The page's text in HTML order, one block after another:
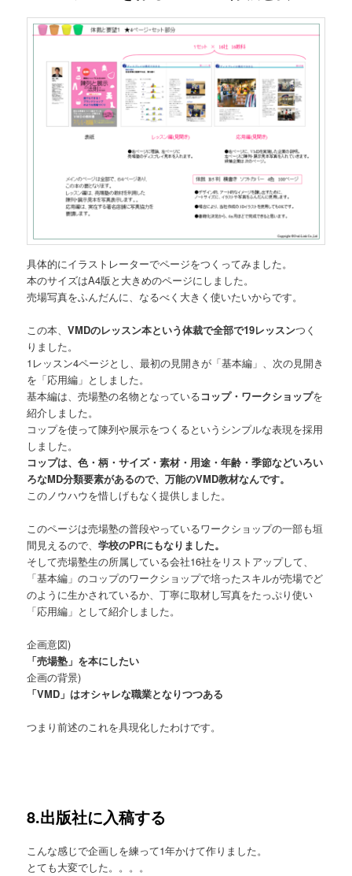
具体的にイラストレーターでページをつくってみました。
本のサイズはA4版と大きめのページにしました。
売場写真をふんだんに、なるべく大きく使いたいからです。
この本、VMDのレッスン本という体裁で全部で19レッスンつく
りました。
1レッスン4ページとし、最初の見開きが「基本編」、次の見開き
を「応用編」としました。
基本編は、売場塾の名物となっているコップ・ワークショップを
紹介しました。
コップを使って陳列や展示をつくるというシンプルな表現を採用
しました。
コップは、色・柄・サイズ・素材・用途・年齢・季節などいろい
ろなMD分類要素があるので、万能のVMD教材なんです。
このノウハウを惜しげもなく提供しました。
このページは売場塾の普段やっているワークショップの一部も垣
間見えるので、学校のPRにもなりました。
そして売場塾生の所属している会社16社をリストアップして、
「基本編」のコップのワークショップで培ったスキルが売場でど
のように生かされているか、丁寧に取材し写真をたっぷり使い
「応用編」として紹介しました。
企画意図)
「売場塾」を本にしたい
企画の背景)
「VMD」はオシャレな職業となりつつある
つまり前述のこれを具現化したわけです。
8.出版社に入稿する
こんな感じで企画しを練って1年かけて作りました。
とても大変でした。。。。